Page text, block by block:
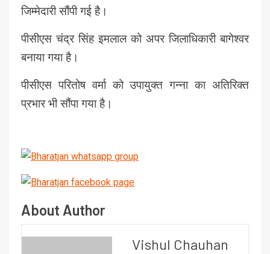
जिम्मेदारी सौंपी गई है।
पीसीएस चंद्र सिंह इमलाल को अपर जिलाधिकारी बागेश्वर
बनाया गया है।
पीसीएस परितोष वर्मा को उपायुक्त गन्ना का अतिरिक्त
प्रभार भी सौंपा गया है।
About Author
Vishul Chauhan